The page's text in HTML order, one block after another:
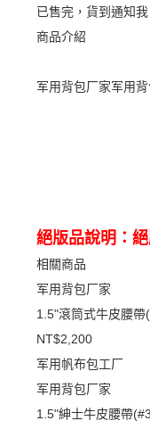
已售完，貨到通知我
商品介紹
军用背包厂家军用
絕版品說明：
相關商品
军用背包厂家
1.5"滾筒式牛皮腰帶
NT$2,200
军用帆布包工厂
军用背包厂家
1.5"紳士牛皮腰帶